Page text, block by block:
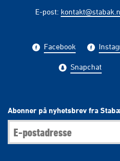
E-post:
Facebook
Snapchat
Abonner på nyhetsbrev fra